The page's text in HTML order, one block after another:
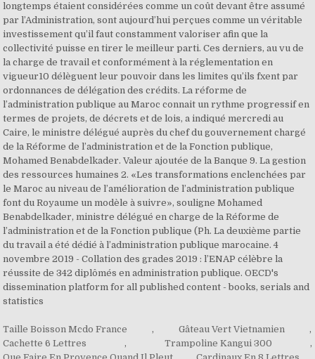
longtemps étaient considérées comme un coût devant être assumé
par l’Administration, sont aujourd’hui perçues comme un véritable
investissement qu’il faut constamment valoriser afin que la
collectivité puisse en tirer le meilleur parti. Ces derniers, au vu de
la charge de travail et conformément à la réglementation en
vigueur10 délèguent leur pouvoir dans les limites qu’ils fxent par
ordonnances de délégation des crédits. La réforme de
l’administration publique au Maroc connait un rythme progressif en
termes de projets, de décrets et de lois, a indiqué mercredi au
Caire, le ministre délégué auprès du chef du gouvernement chargé
de la Réforme de l’administration et de la Fonction publique,
Mohamed Benabdelkader. Valeur ajoutée de la Banque 9. La gestion
des ressources humaines 2. «Les transformations enclenchées par
le Maroc au niveau de l’amélioration de l’administration publique
font du Royaume un modèle à suivre», souligne Mohamed
Benabdelkader, ministre délégué en charge de la Réforme de
l’administration et de la Fonction publique (Ph. La deuxième partie
du travail a été dédié à l’administration publique marocaine. 4
novembre 2019 - Collation des grades 2019 : l’ENAP célèbre la
réussite de 342 diplômés en administration publique. OECD's
dissemination platform for all published content - books, serials and
statistics
Taille Boisson Mcdo France , Gâteau Vert Vietnamien
,
Cachette 6 Lettres
, Trampoline Kangui 300
,